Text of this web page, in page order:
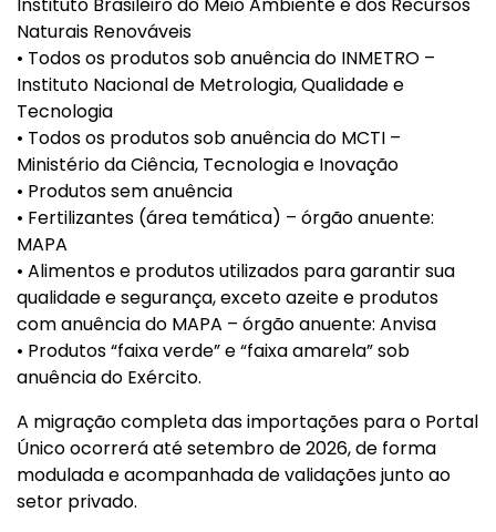
Naturais Renováveis
• Todos os produtos sob anuência do INMETRO –
Instituto Nacional de Metrologia, Qualidade e
Tecnologia
• Todos os produtos sob anuência do MCTI –
Ministério da Ciência, Tecnologia e Inovação
• Produtos sem anuência
• Fertilizantes (área temática) – órgão anuente:
MAPA
• Alimentos e produtos utilizados para garantir sua
qualidade e segurança, exceto azeite e produtos
com anuência do MAPA – órgão anuente: Anvisa
• Produtos “faixa verde” e “faixa amarela” sob
anuência do Exército.
A migração completa das importações para o Portal
Único ocorrerá até setembro de 2026, de forma
modulada e acompanhada de validações junto ao
setor privado.